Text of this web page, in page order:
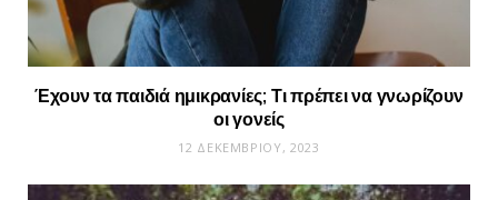
Έχουν τα παιδιά ημικρανίες; Τι πρέπει να γνωρίζουν
οι γονείς
12 ΔΕΚΕΜΒΡΊΟΥ, 2023